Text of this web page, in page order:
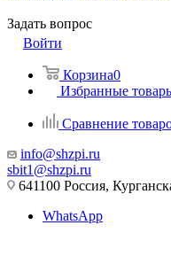
Задать вопрос
Войти
Корзина0
Избранные
Сравнение
info@shzpi.ru
sbit1@shzpi.ru
641100 Россия,
WhatsApp